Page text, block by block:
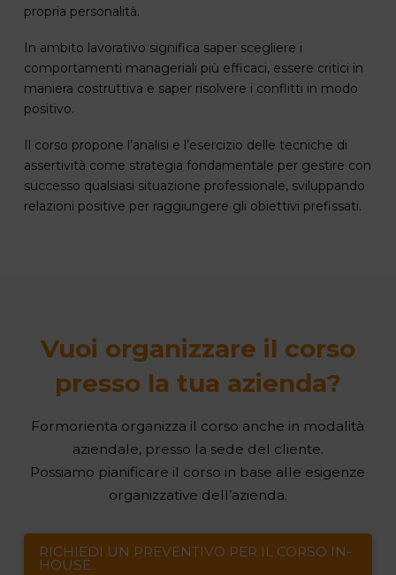
propria personalità.
In ambito lavorativo significa saper scegliere i
comportamenti manageriali più efficaci, essere critici in
maniera costruttiva e saper risolvere i conflitti in modo
positivo.
Il corso propone l’analisi e l’esercizio delle tecniche di
assertività come strategia fondamentale per gestire con
successo qualsiasi situazione professionale, sviluppando
relazioni positive per raggiungere gli obiettivi prefissati.
Vuoi organizzare il corso
presso la tua azienda?
Formorienta organizza il corso anche in modalità
aziendale, presso la sede del cliente.
Possiamo pianificare il corso in base alle esigenze
organizzative dell’azienda.
RICHIEDI UN PREVENTIVO PER IL CORSO IN-
HOUSE